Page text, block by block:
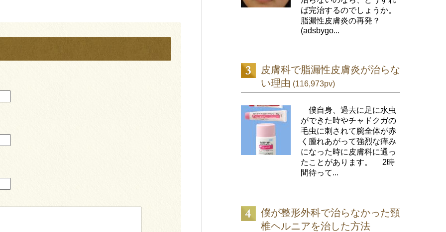
ば完治するのでしょうか。
脂漏性皮膚炎の再発？
(adsbygo...
皮膚科で脂漏性皮膚炎が治らな
い理由 (116,973pv)
僕自身、過去に足に水虫
ができた時やチャドクガの
毛虫に刺されて腕全体が赤
く腫れあがって強烈な痒み
になった時に皮膚科に通っ
たことがあります。 2時
間待って...
僕が整形外科で治らなかった頸
椎ヘルニアを治した方法